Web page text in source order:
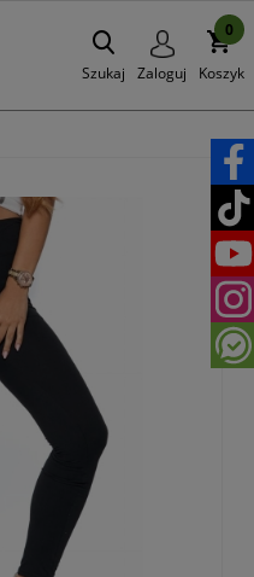
Szukaj Zaloguj Koszyk
0